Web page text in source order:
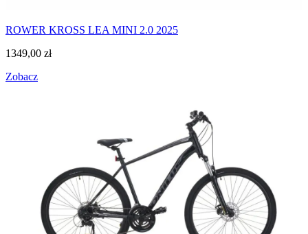
ROWER KROSS LEA MINI 2.0 2025
1349,00 zł
Zobacz